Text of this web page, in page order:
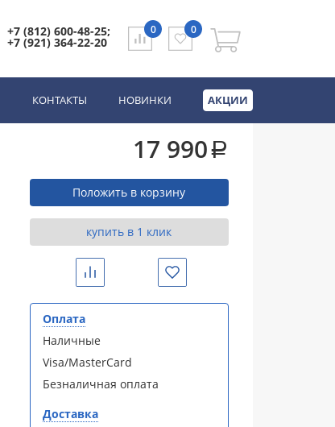
+7 (812) 600-48-25;
+7 (921) 364-22-20
0 0
КОНТАКТЫ НОВИНКИ АКЦИИ
17 990a
Положить в корзину
купить в 1 клик
Сравнить Избранное
Оплата
Наличные
Visa/MasterCard
Безналичная оплата
Доставка